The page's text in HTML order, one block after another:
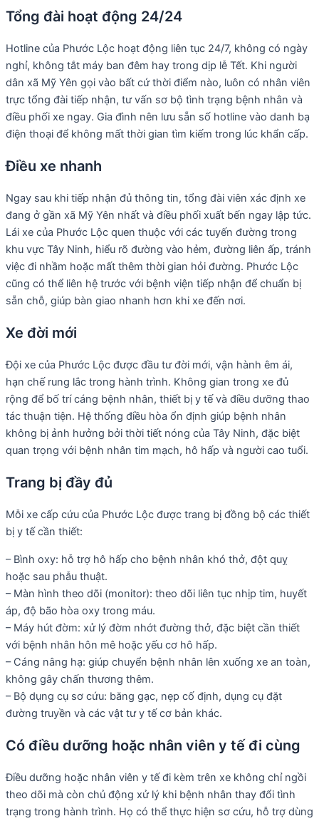
Tổng đài hoạt động 24/24
Hotline của Phước Lộc hoạt động liên tục 24/7, không có ngày
nghỉ, không tắt máy ban đêm hay trong dịp lễ Tết. Khi người
dân xã Mỹ Yên gọi vào bất cứ thời điểm nào, luôn có nhân viên
trực tổng đài tiếp nhận, tư vấn sơ bộ tình trạng bệnh nhân và
điều phối xe ngay. Gia đình nên lưu sẵn số hotline vào danh bạ
điện thoại để không mất thời gian tìm kiếm trong lúc khẩn cấp.
Điều xe nhanh
Ngay sau khi tiếp nhận đủ thông tin, tổng đài viên xác định xe
đang ở gần xã Mỹ Yên nhất và điều phối xuất bến ngay lập tức.
Lái xe của Phước Lộc quen thuộc với các tuyến đường trong
khu vực Tây Ninh, hiểu rõ đường vào hẻm, đường liên ấp, tránh
việc đi nhầm hoặc mất thêm thời gian hỏi đường. Phước Lộc
cũng có thể liên hệ trước với bệnh viện tiếp nhận để chuẩn bị
sẵn chỗ, giúp bàn giao nhanh hơn khi xe đến nơi.
Xe đời mới
Đội xe của Phước Lộc được đầu tư đời mới, vận hành êm ái,
hạn chế rung lắc trong hành trình. Không gian trong xe đủ
rộng để bố trí cáng bệnh nhân, thiết bị y tế và điều dưỡng thao
tác thuận tiện. Hệ thống điều hòa ổn định giúp bệnh nhân
không bị ảnh hưởng bởi thời tiết nóng của Tây Ninh, đặc biệt
quan trọng với bệnh nhân tim mạch, hô hấp và người cao tuổi.
Trang bị đầy đủ
Mỗi xe cấp cứu của Phước Lộc được trang bị đồng bộ các thiết
bị y tế cần thiết:
– Bình oxy: hỗ trợ hô hấp cho bệnh nhân khó thở, đột quỵ
hoặc sau phẫu thuật.
– Màn hình theo dõi (monitor): theo dõi liên tục nhịp tim, huyết
áp, độ bão hòa oxy trong máu.
– Máy hút đờm: xử lý đờm nhớt đường thở, đặc biệt cần thiết
với bệnh nhân hôn mê hoặc yếu cơ hô hấp.
– Cáng nâng hạ: giúp chuyển bệnh nhân lên xuống xe an toàn,
không gây chấn thương thêm.
– Bộ dụng cụ sơ cứu: băng gạc, nẹp cố định, dụng cụ đặt
đường truyền và các vật tư y tế cơ bản khác.
Có điều dưỡng hoặc nhân viên y tế đi cùng
Điều dưỡng hoặc nhân viên y tế đi kèm trên xe không chỉ ngồi
theo dõi mà còn chủ động xử lý khi bệnh nhân thay đổi tình
trạng trong hành trình. Họ có thể thực hiện sơ cứu, hỗ trợ dùng